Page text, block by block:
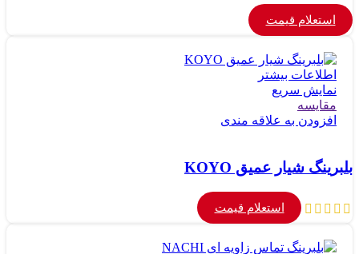
استعلام قیمت
اطلاعات بیشتر
نمایش سریع
مقايسه
افزودن به علاقه مندی
بلبرینگ شیار عمیق KOYO
استعلام قیمت